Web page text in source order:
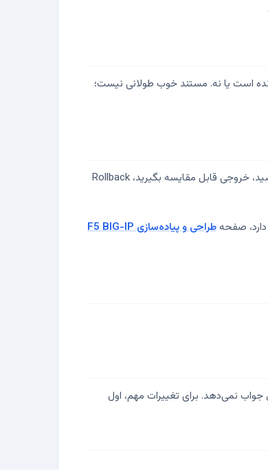
است یا نه. مستند خوب طولانی نیست؛
تغییر امن روی F5 BIG-IP بیشتر از اینکه وابسته به حفظ کردن کامندها باشد، به کنترل اثر تغییر وابسته است. قبل از اجرا محدوده اثر را بشناسید، خروجی قابل مقایسه بگیرید، Rollback
طراحی و پیاده‌سازی F5 BIG-IP